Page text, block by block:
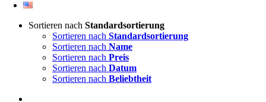
Sortieren nach Standardsortierung
Sortieren nach Standardsortierung
Sortieren nach Name
Sortieren nach Preis
Sortieren nach Datum
Sortieren nach Beliebtheit